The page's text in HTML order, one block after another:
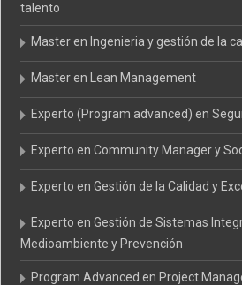
talento
Master en Ingenieria y gestión de la
Master en Lean Management
Experto (Program advanced) en
Experto en Community Manager y
Experto en Gestión de la Calidad y
Experto en Gestión de Sistemas
Medioambiente y Prevención
Program Advanced en Project